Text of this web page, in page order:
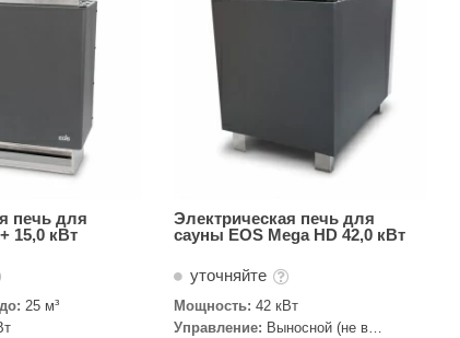
печь для
15,0 кВт
25 м³
Электрическая печь для
сауны EOS Mega HD 42,0 кВт
уточняйте
Мощность: 42 кВт
Управление: Выносной (не в